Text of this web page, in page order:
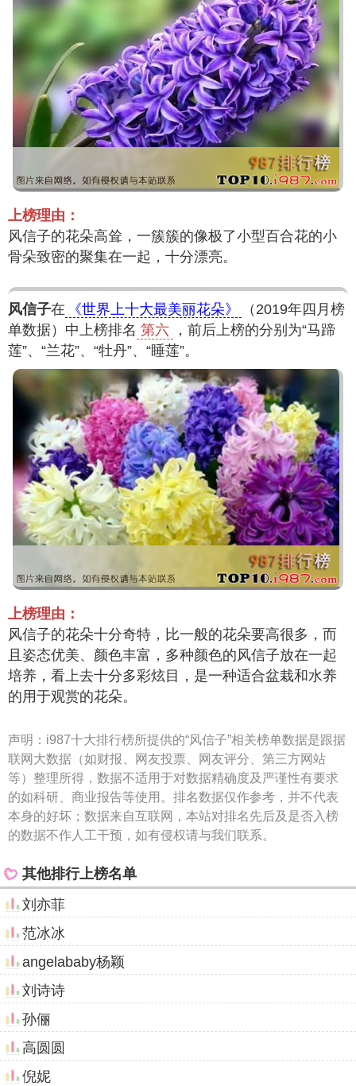
上榜理由：
风信子的花朵高耸，一簇簇的像极了小型百合花的小
骨朵致密的聚集在一起，十分漂亮。
风信子在 《世界上十大最美丽花朵》
（2019年四月榜
单数据）中上榜排名 第六
，前后上榜的分别为“马蹄
莲”、“兰花”、“牡丹”、“睡莲”。
上榜理由：
风信子的花朵十分奇特，比一般的花朵要高很多，而
且姿态优美、颜色丰富，多种颜色的风信子放在一起
培养，看上去十分多彩炫目，是一种适合盆栽和水养
的用于观赏的花朵。
声明： i987十大排行榜所提供的“风信子”相关榜单数据是跟据
联网大数据（如财报、网友投票、网友评分、第三方网站
等）整理所得，数据不适用于对数据精确度及严谨性有要求
的如科研、商业报告等使用。排名数据仅作参考，并不代表
本身的好坏；数据来自互联网，本站对排名先后及是否入榜
的数据不作人工干预，如有侵权请与我们联系。
其他排行上榜名单
刘亦菲
范冰冰
angelababy杨颖
刘诗诗
孙俪
高圆圆
倪妮